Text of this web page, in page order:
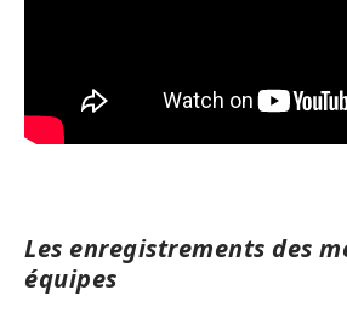
Les enregistrements des
équipes